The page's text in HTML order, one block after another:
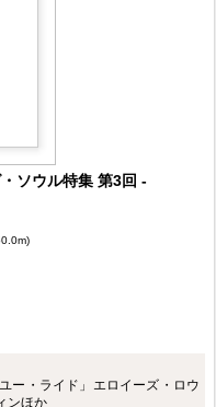
ソウル特集 第3回 -
ー・ライド」エロイーズ・ロウ
ンほか